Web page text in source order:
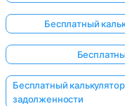
Бесплатный
Бесплатный
задолженности